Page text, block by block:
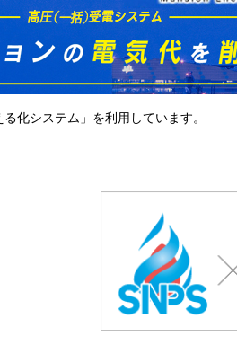
化システム」を利用しています。